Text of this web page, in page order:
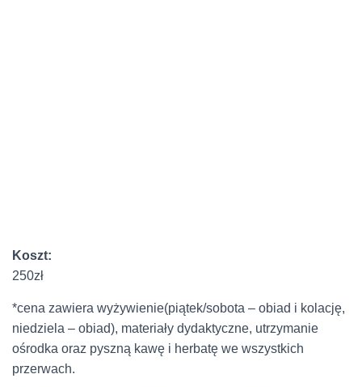
Koszt:
250zł
*cena zawiera wyżywienie(piątek/sobota – obiad i kolację,
niedziela – obiad), materiały dydaktyczne, utrzymanie
ośrodka oraz pyszną kawę i herbatę we wszystkich
przerwach.